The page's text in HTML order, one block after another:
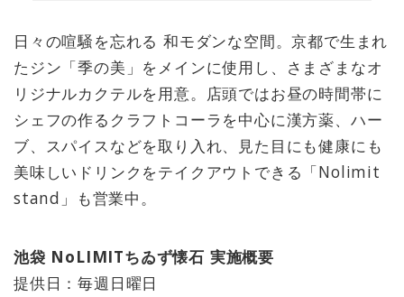
日々の喧騒を忘れる 和モダンな空間。京都で生まれ
たジン「季の美」をメインに使用し、さまざまなオ
リジナルカクテルを用意。店頭ではお昼の時間帯に
シェフの作るクラフトコーラを中心に漢方薬、ハー
ブ、スパイスなどを取り入れ、見た目にも健康にも
美味しいドリンクをテイクアウトできる「Nolimit
stand」も営業中。
池袋 NoLIMITちゐず懐石 実施概要
提供日：毎週日曜日